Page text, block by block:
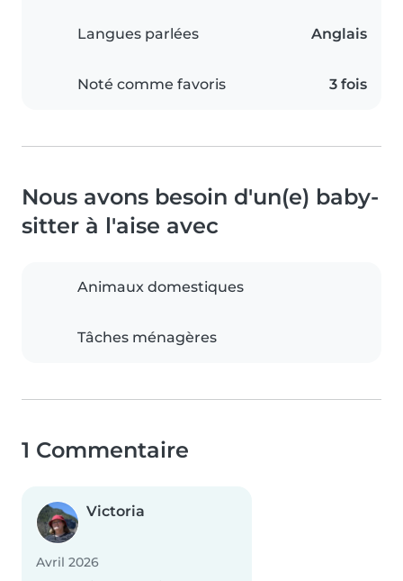
Langues parlées Anglais
Noté comme favoris 3 fois
Nous avons besoin d'un(e) baby-
sitter à l'aise avec
Animaux domestiques
Tâches ménagères
1 Commentaire
Victoria
Avril 2026